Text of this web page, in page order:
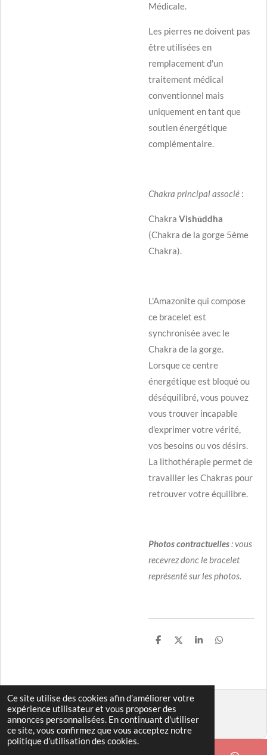
Ce site utilise des cookies afin d’améliorer votre
expérience utilisateur et vous proposer des
annonces personnalisées. En continuant d'utiliser
ce site, vous confirmez que vous acceptez notre
politique d’utilisation des cookies.
Médicale.
Les pierres ne doivent pas
être utilisées en
remplacement d'un
traitement médical
conventionnel mais
uniquement en tant que
soutien énergétique
complémentaire.
Chakra principal associé :
Chakra Vishūddha
(Chakra de la gorge 5ème
Chakra).
L'Amazonite qui compose
ce bracelet est
synchronisée avec le
Chakra de la gorge.
Lorsque ce centre
énergétique est bloqué ou
déséquilibré, vous pouvez
vous trouver incapable
d'exprimer votre vérité,
vos besoins ou vos désirs.
La lithothérapie permet de
travailler les Chakras pour
retrouver votre équilibre.
Photoscontractuelles: vous
recevrez donc le bracelet
représenté sur les photos.
P
g
e
r
P
g
e
P
g
P
g
© 2022 - 2026 www.bulle-de-bien-etre-instant-zen.fr
Propulsé parWebador